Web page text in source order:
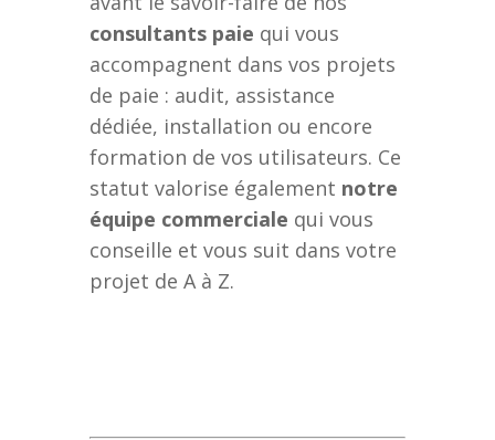
consultants paie qui vous
accompagnent dans vos projets
de paie : audit, assistance
dédiée, installation ou encore
formation de vos utilisateurs. Ce
statut valorise également notre
équipe commerciale qui vous
conseille et vous suit dans votre
projet de A à Z.